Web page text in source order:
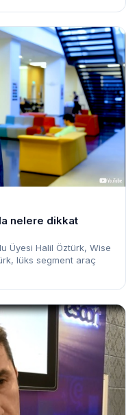
nelere dikkat
Üyesi Halil Öztürk, Wise
lüks segment araç